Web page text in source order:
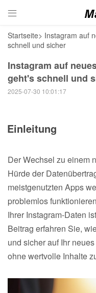

Startseite> Instagram auf
schnell und sicher
Instagram auf
geht's schnell und
2025-07-30 10:01:17
Einleitung
Der Wechsel zu einem
Hürde der
meistgenutzten Apps
problemlos
Ihrer Instagram-Daten
Beitrag erfahren Sie,
und sicher auf Ihr
ohne wertvolle Inhalte